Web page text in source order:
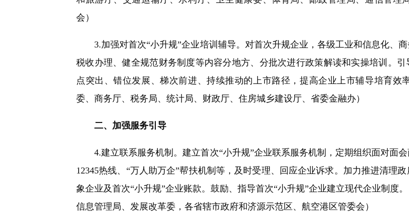
会）
3.加强对首次“小升规”企业培训辅导。对首次升规企业，各级工业和信息化、商
税收办理、健全规范财务制度等内容分地方、分批次进行政策解读和实操培训。
点突出、错位发展、梯次前进、持续推动的上市路径，提高企业上市辅导培育效
委、商务厅、税务局、统计局、财政厅、住房城乡建设厅、省委金融办）
二、加强服务引导
4.建立联系服务机制。建立首次“小升规”企业联系服务机制，定期组织面对面会
12345热线、“万人助万企”帮扶机制等，及时受理、回应企业诉求。加力推进清理
象企业及首次“小升规”企业账款。鼓励、指导首次“小升规”企业建立现代企业制度
信息管理局、发展改革委，各省辖市政府和济源示范区、航空港区管委会）